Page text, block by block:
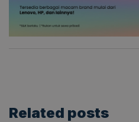
Related posts